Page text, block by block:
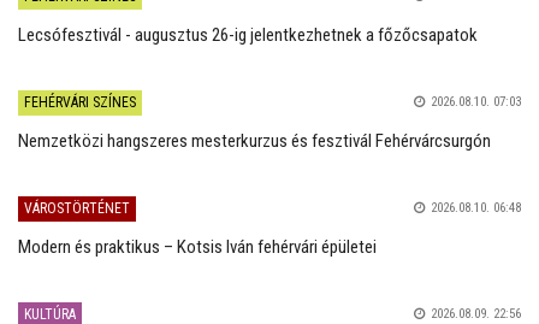
Lecsófesztivál - augusztus 26-ig jelentkezhetnek a főzőcsapatok
FEHÉRVÁRI SZÍNES 2026.08.10. 07:03
Nemzetközi hangszeres mesterkurzus és fesztivál Fehérvárcsurgón
VÁROSTÖRTÉNET 2026.08.10. 06:48
Modern és praktikus – Kotsis Iván fehérvári épületei
KULTÚRA 2026.08.09. 22:56